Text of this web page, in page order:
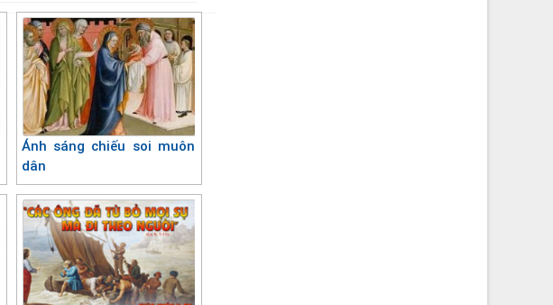
Ánh sáng chiếu soi muôn
dân